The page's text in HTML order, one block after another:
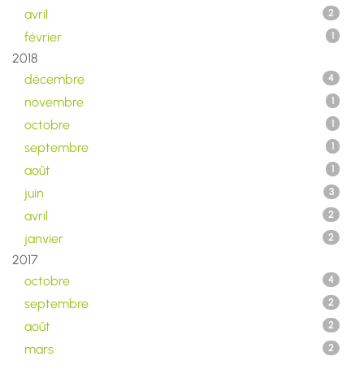
avril 2
février 1
2018
décembre
4
novembre 1
octobre 1
septembre 1
août 1
juin 3
avril 2
janvier 2
2017
octobre
4
septembre 2
août 2
mars 2